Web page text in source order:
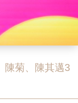
陳菊、陳其邁3